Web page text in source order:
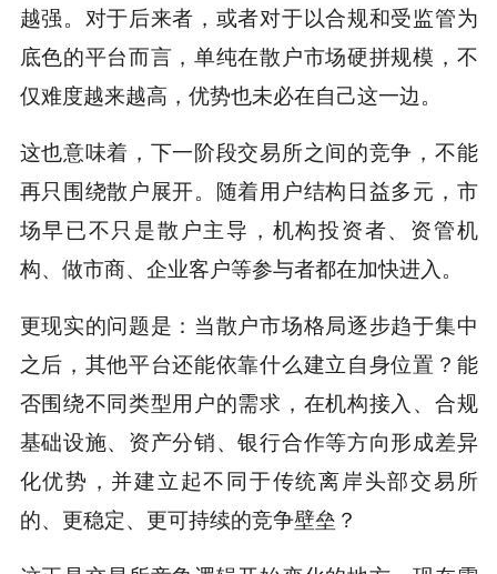
越强。对于后来者，或者对于以合规和受监管为
底色的平台而言，单纯在散户市场硬拼规模，不
仅难度越来越高，优势也未必在自己这一边。
这也意味着，下一阶段交易所之间的竞争，不能
再只围绕散户展开。随着用户结构日益多元，市
场早已不只是散户主导，机构投资者、资管机
构、做市商、企业客户等参与者都在加快进入。
更现实的问题是：当散户市场格局逐步趋于集中
之后，其他平台还能依靠什么建立自身位置？能
否围绕不同类型用户的需求，在机构接入、合规
基础设施、资产分销、银行合作等方向形成差异
化优势，并建立起不同于传统离岸头部交易所
的、更稳定、更可持续的竞争壁垒？